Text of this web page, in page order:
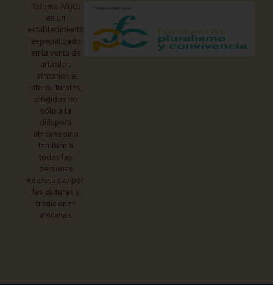
Yarama África
es un
establecimiento
especializado
en la venta de
artículos
africanos e
interculturales,
dirigidos no
sólo a la
diáspora
africana sino
también a
todas las
personas
interesadas por
las culturas y
tradiciones
africanas.